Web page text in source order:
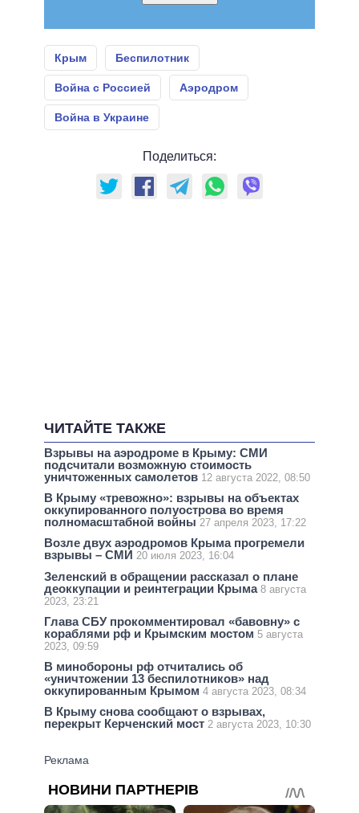
Крым Беспилотник
Война с Россией Аэродром
Война в Украине
Поделиться:
ЧИТАЙТЕ ТАКЖЕ
Взрывы на аэродроме в Крыму: СМИ
подсчитали возможную стоимость
уничтоженных самолетов 12 августа 2022, 08:50
В Крыму «тревожно»: взрывы на объектах
оккупированного полуострова во время
полномасштабной войны 27 апреля 2023, 17:22
Возле двух аэродромов Крыма прогремели
взрывы – СМИ 20 июля 2023, 16:04
Зеленский в обращении рассказал о плане
деоккупации и реинтеграции Крыма 8 августа
2023, 23:21
Глава СБУ прокомментировал «бавовну» с
кораблями рф и Крымским мостом 5 августа
2023, 09:59
В минобороны рф отчитались об
«уничтожении 13 беспилотников» над
оккупированным Крымом 4 августа 2023, 08:34
В Крыму снова сообщают о взрывах,
перекрыт Керченский мост 2 августа 2023, 10:30